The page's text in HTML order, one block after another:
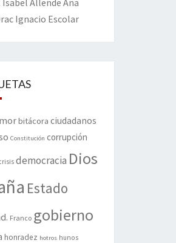
Isabel Allende Ana
Ignacio Escolar
bitácora ciudadanos
Constitución corrupción
democracia Dios
Estado
Franco gobierno
honradez hotros hunos